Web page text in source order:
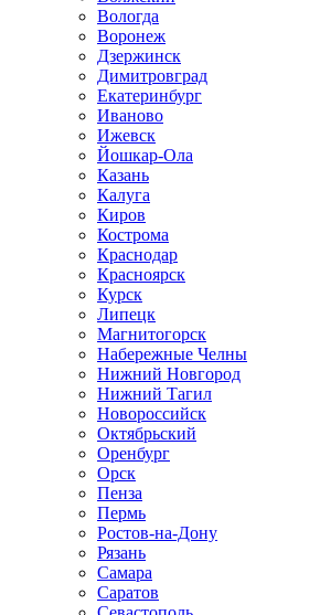
Вологда
Воронеж
Дзержинск
Димитровград
Екатеринбург
Иваново
Ижевск
Йошкар-Ола
Казань
Калуга
Киров
Кострома
Краснодар
Красноярск
Курск
Липецк
Магнитогорск
Набережные Челны
Нижний Новгород
Нижний Тагил
Новороссийск
Октябрьский
Оренбург
Орск
Пенза
Пермь
Ростов-на-Дону
Рязань
Самара
Саратов